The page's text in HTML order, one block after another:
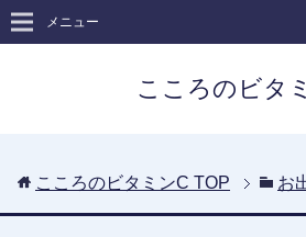
こころのビタ
メニュー
こころのビタミンC TOP お